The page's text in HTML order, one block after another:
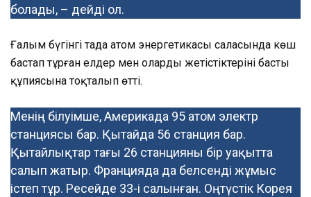
болады, – дейді ол.
Ғалым бүгінгі таңда атом энергетикасы саласында көш
бастап тұрған елдер мен олардың жетістіктерінің басты
құпиясына тоқталып өтті.
Менің білуімше, Америкада 95 атом электр
станциясы бар. Қытайда 56 станция бар.
Қытайлықтар тағы 26 станцияны бір уақытта
салып жатыр. Францияда да белсенді жұмыс
істеп тұр. Ресейде 33-і салынған. Оңтүстік Корея